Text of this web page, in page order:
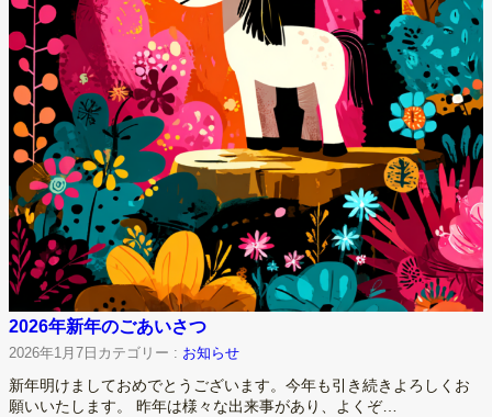
2026年新年のごあいさつ
2026年1月7日 カテゴリー : お知らせ
新年明けましておめでとうございます。今年も引き続きよろしくお
願いいたします。 昨年は様々な出来事があり、よくぞ…